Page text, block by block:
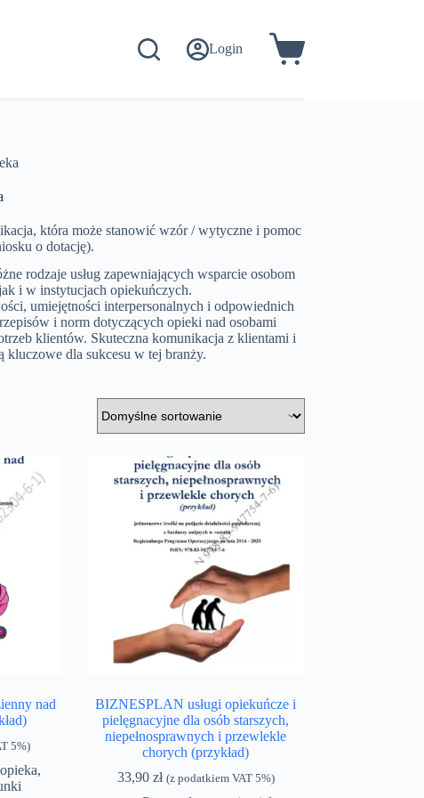
Login Koszyk
która może stanowić wzór / wytyczne i pomoc
o dotację).
rodzaje usług zapewniających wsparcie osobom
i w instytucjach opiekuńczych.
umiejętności interpersonalnych i odpowiednich
i norm dotyczących opieki nad osobami
klientów. Skuteczna komunikacja z klientami i
kluczowe dla sukcesu w tej branży.
nad
5%)
,
BIZNESPLAN usługi opiekuńcze i
pielęgnacyjne dla osób starszych,
niepełnosprawnych i przewlekle
chorych (przykład)
33,90 zł (z podatkiem VAT 5%)